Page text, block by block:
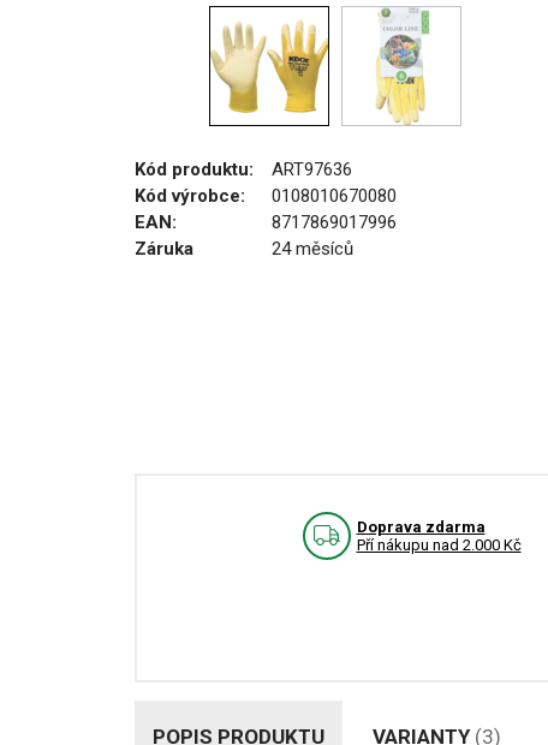
Kód produktu:
ART97636
Kód výrobce:
0108010670080
EAN:
8717869017996
Záruka
24 měsíců
Doprava zdarma
Pří nákupu nad 2.000 Kč
POPIS PRODUKTU VARIANTY (3)